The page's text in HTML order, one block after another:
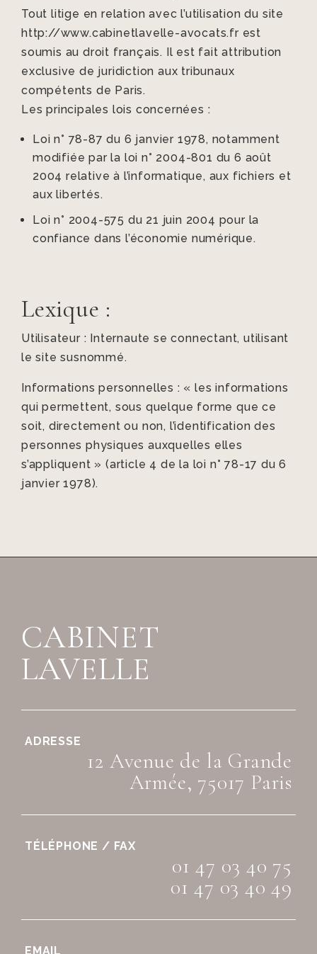
Tout litige en relation avec l’utilisation du site
http://www.cabinetlavelle-avocats.fr est
soumis au droit français. Il est fait attribution
exclusive de juridiction aux tribunaux
compétents de Paris.
Les principales lois concernées :
Loi n° 78-87 du 6 janvier 1978, notamment
modifiée par la loi n° 2004-801 du 6 août
2004 relative à l’informatique, aux fichiers et
aux libertés.
Loi n° 2004-575 du 21 juin 2004 pour la
confiance dans l’économie numérique.
Lexique :
Utilisateur : Internaute se connectant, utilisant
le site susnommé.
Informations personnelles : « les informations
qui permettent, sous quelque forme que ce
soit, directement ou non, l’identification des
personnes physiques auxquelles elles
s’appliquent » (article 4 de la loi n° 78-17 du 6
janvier 1978).
CABINET
LAVELLE
ADRESSE
12 Avenue de la Grande
Armée, 75017 Paris
TÉLÉPHONE / FAX
01 47 03 40 75
01 47 03 40 49
EMAIL